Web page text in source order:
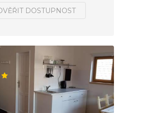
DOSTUPNOST